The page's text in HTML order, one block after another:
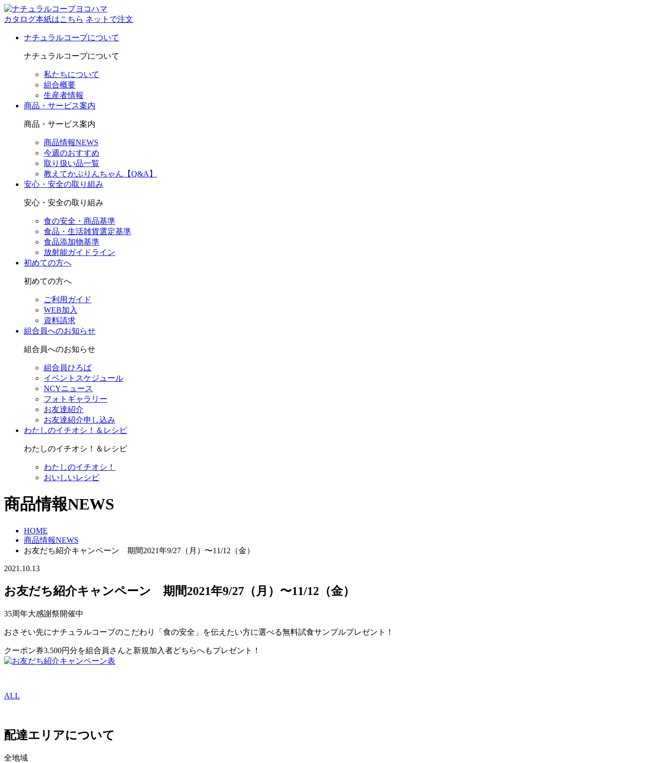
カタログ本紙はこちら ネットで注文
ナチュラルコープについて
ナチュラルコープについて
私たちについて
組合概要
生産者情報
商品・サービス案内
商品・サービス案内
商品情報NEWS
今週のおすすめ
取り扱い品一覧
教えてかぶりんちゃん【Q&A】
安心・安全の取り組み
安心・安全の取り組み
食の安全・商品基準
食品・生活雑貨選定基準
食品添加物基準
放射能ガイドライン
初めての方へ
初めての方へ
ご利用ガイド
WEB加入
資料請求
組合員へのお知らせ
組合員へのお知らせ
組合員ひろば
イベントスケジュール
NCYニュース
フォトギャラリー
お友達紹介
お友達紹介申し込み
わたしのイチオシ！＆レシピ
わたしのイチオシ！＆レシピ
わたしのイチオシ！
おいしいレシピ
商品情報NEWS
HOME
商品情報NEWS
お友だち紹介キャンペーン 期間2021年9/27（月）〜11/12（金）
2021.10.13
お友だち紹介キャンペーン 期間2021年9/27（月）〜11/12（金）
35周年大感謝祭開催中
おさそい先にナチュラルコープのこだわり「食の安全」を伝えたい方に選べる無料試食サンプルプレゼント！
クーポン券3.500円分を組合員さんと新規加入者どちらへもプレゼント！
ALL
配達エリアについて
全地域